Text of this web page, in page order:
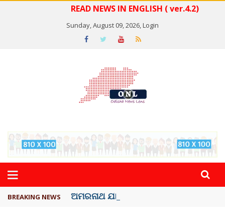
READ NEWS IN ENGLISH ( ver.4.2)
Sunday, August 09, 2026,Login
BREAKING NEWS ଅମରନାଥ ଯାତ୍ରା ସ୍ଥଗିତ